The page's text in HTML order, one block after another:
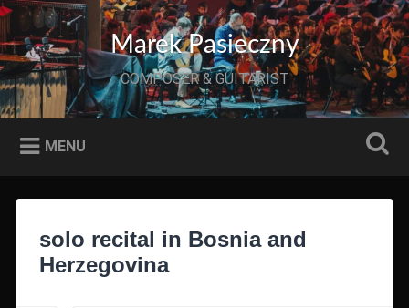
Przeskocz
treści
Szukaj Marek Pasieczny
COMPOSER & GUITARIST
MENU
solo recital in Bosnia and
Herzegovina